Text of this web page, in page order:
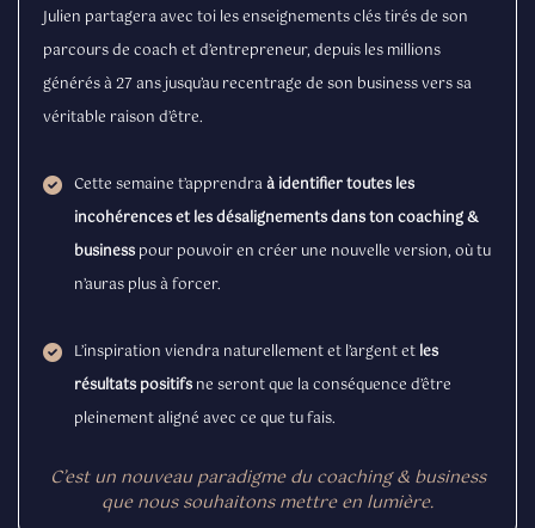
Julien partagera avec toi les enseignements clés tirés de son
parcours de coach et d’entrepreneur, depuis les millions
générés à 27 ans jusqu’au recentrage de son business vers sa
véritable raison d’être.
Cette semaine t’apprendraà identifier toutes les
incohérences et les désalignements dans ton coaching &
business pour pouvoir en créer une nouvelle version, où tu
n’auras plus à forcer.
L’inspiration viendra naturellement et l’argent et les
résultats positifs ne seront que la conséquence d’être
pleinement aligné avec ce que tu fais.
C’est un nouveau paradigme du coaching & business
que nous souhaitons mettre en lumière.